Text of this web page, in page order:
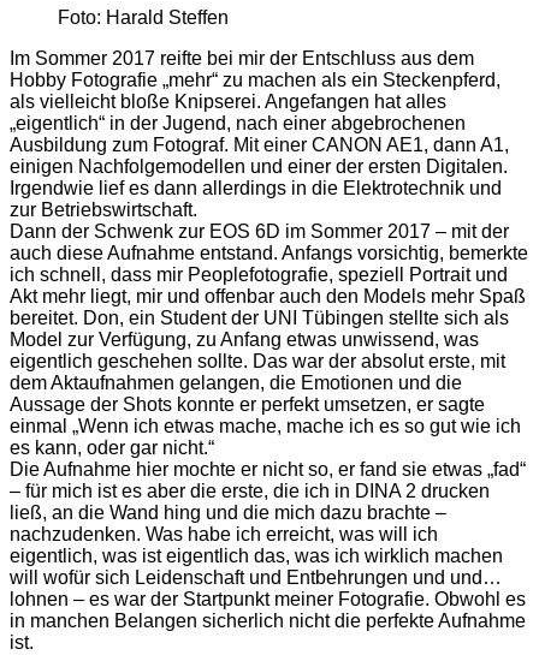
Foto: Harald Steffen
Im Sommer 2017 reifte bei mir der Entschluss aus dem
Hobby Fotografie „mehr“ zu machen als ein Steckenpferd,
als vielleicht bloße Knipserei. Angefangen hat alles
„eigentlich“ in der Jugend, nach einer abgebrochenen
Ausbildung zum Fotograf. Mit einer CANON AE1, dann A1,
einigen Nachfolgemodellen und einer der ersten Digitalen.
Irgendwie lief es dann allerdings in die Elektrotechnik und
zur Betriebswirtschaft.
Dann der Schwenk zur EOS 6D im Sommer 2017 – mit der
auch diese Aufnahme entstand. Anfangs vorsichtig, bemerkte
ich schnell, dass mir Peoplefotografie, speziell Portrait und
Akt mehr liegt, mir und offenbar auch den Models mehr Spaß
bereitet. Don, ein Student der UNI Tübingen stellte sich als
Model zur Verfügung, zu Anfang etwas unwissend, was
eigentlich geschehen sollte. Das war der absolut erste, mit
dem Aktaufnahmen gelangen, die Emotionen und die
Aussage der Shots konnte er perfekt umsetzen, er sagte
einmal „Wenn ich etwas mache, mache ich es so gut wie ich
es kann, oder gar nicht.“
Die Aufnahme hier mochte er nicht so, er fand sie etwas „fad“
– für mich ist es aber die erste, die ich in DINA 2 drucken
ließ, an die Wand hing und die mich dazu brachte –
nachzudenken. Was habe ich erreicht, was will ich
eigentlich, was ist eigentlich das, was ich wirklich machen
will wofür sich Leidenschaft und Entbehrungen und und…
lohnen – es war der Startpunkt meiner Fotografie. Obwohl es
in manchen Belangen sicherlich nicht die perfekte Aufnahme
ist.